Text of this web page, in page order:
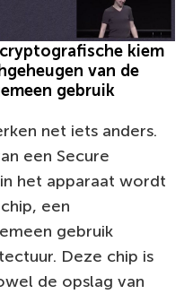
kiem
van de
gebruik
net iets anders.
een Secure
het apparaat wordt
een
gebruik
Deze chip is
de opslag van